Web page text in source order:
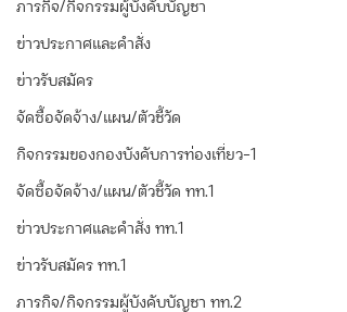
ภารกิจ/กิจกรรมผู้บังคับบัญชา
ข่าวประกาศและคำสั่ง
ข่าวรับสมัคร
จัดซื้อจัดจ้าง/แผน/ตัวชี้วัด
กิจกรรมของกองบังคับการท่องเที่ยว-1
จัดซื้อจัดจ้าง/แผน/ตัวชี้วัด ทท.1
ข่าวประกาศและคำสั่ง ทท.1
ข่าวรับสมัคร ทท.1
ภารกิจ/กิจกรรมผู้บังคับบัญชา ทท.2